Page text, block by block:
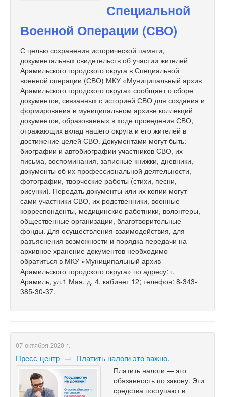
Специальной
Военной Операции (СВО)
С целью сохранения исторической памяти,
документальных свидетельств об участии жителей
Арамильского городского округа в Специальной
военной операции (СВО) МКУ «Муниципальный архив
Арамильского городского округа» сообщает о сборе
документов, связанных с историей СВО для создания и
формирования в муниципальном архиве коллекций
документов, образованных в ходе проведения СВО,
отражающих вклад нашего округа и его жителей в
достижение целей СВО. Документами могут быть:
биографии и автобиографии участников СВО, их
письма, воспоминания, записные книжки, дневники,
документы об их профессиональной деятельности,
фотографии, творческие работы (стихи, песни,
рисунки). Передать документы или их копии могут
сами участники СВО, их родственники, военные
корреспонденты, медицинские работники, волонтеры,
общественные организации, благотворительные
фонды. Для осуществления взаимодействия, для
разъяснения возможности и порядка передачи на
архивное хранение документов необходимо
обратиться в МКУ «Муниципальный архив
Арамильского городского округа» по адресу: г.
Арамиль, ул.1 Мая, д. 4, кабинет 12; телефон: 8-343-
385-30-37.
07 октября 2020 г.
Пресс-центр → Платить налоги это важно.
Платить налоги — это
обязанность по закону. Эти
средства поступают в